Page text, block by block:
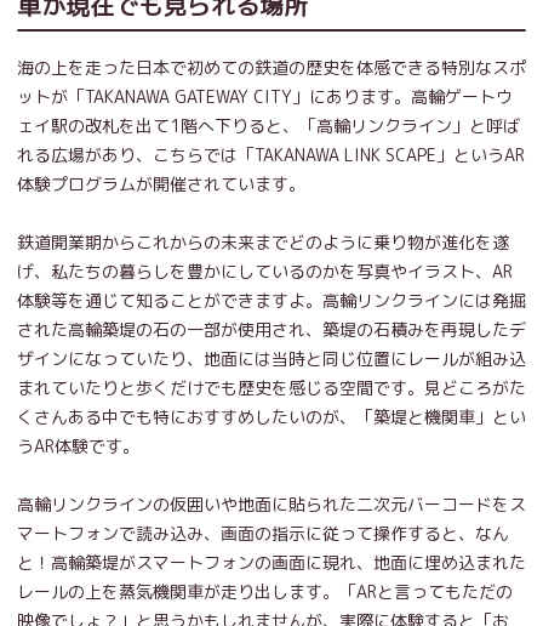
海の上を走った日本で初めての鉄道の歴史を体感できる特別なスポ
ットが「TAKANAWA GATEWAY CITY」にあります。高輪ゲートウ
ェイ駅の改札を出て1階へ下りると、「高輪リンクライン」と呼ば
れる広場があり、こちらでは「TAKANAWA LINK SCAPE」というAR
体験プログラムが開催されています。
鉄道開業期からこれからの未来までどのように乗り物が進化を遂
げ、私たちの暮らしを豊かにしているのかを写真やイラスト、AR
体験等を通じて知ることができますよ。高輪リンクラインには発掘
された高輪築堤の石の一部が使用され、築堤の石積みを再現したデ
ザインになっていたり、地面には当時と同じ位置にレールが組み込
まれていたりと歩くだけでも歴史を感じる空間です。見どころがた
くさんある中でも特におすすめしたいのが、「築堤と機関車」とい
うAR体験です。
高輪リンクラインの仮囲いや地面に貼られた二次元バーコードをス
マートフォンで読み込み、画面の指示に従って操作すると、なん
と！高輪築堤がスマートフォンの画面に現れ、地面に埋め込まれた
レールの上を蒸気機関車が走り出します。「ARと言ってもただの
映像でしょ？」と思うかもしれませんが、実際に体験すると「お